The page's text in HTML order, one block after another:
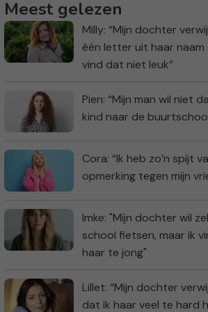
Meest gelezen
Milly: “Mijn dochter
één letter uit haar naam
vind dat niet leuk”
Pien: “Mijn man wil niet
kind naar de
Cora: “Ik heb zo’n spijt
opmerking tegen mijn
Imke: "Mijn dochter wil
school fietsen, maar ik
haar te jong"
Lillet: “Mijn dochter
dat ik haar veel te hard